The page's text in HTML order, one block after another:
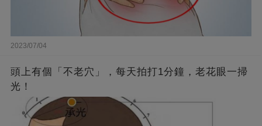
2023/07/04
頭上有個「不老穴」，每天拍打1分鐘，老花眼一掃
光！